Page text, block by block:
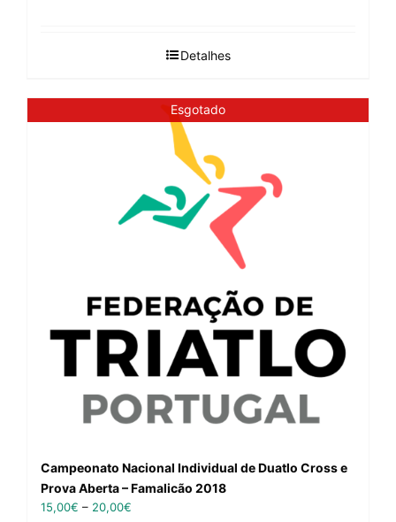
Detalhes
Esgotado
Campeonato Nacional Individual de Duatlo Cross e
Prova Aberta – Famalicão 2018
15,00€ – 20,00€